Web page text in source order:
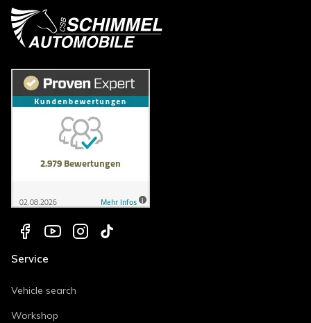
Service
Vehicle search
Workshop